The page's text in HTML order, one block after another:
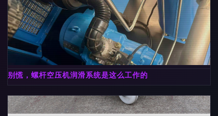
别慌，螺杆空压机润滑系统是这么工作的